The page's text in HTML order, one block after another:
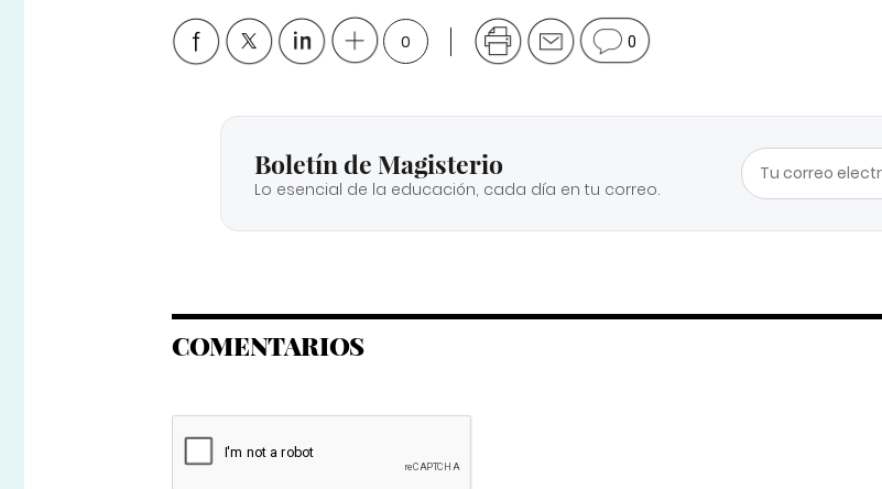
0 0
Boletín de Magisterio
Lo esencial de la educación, cada día en tu correo.
COMENTARIOS